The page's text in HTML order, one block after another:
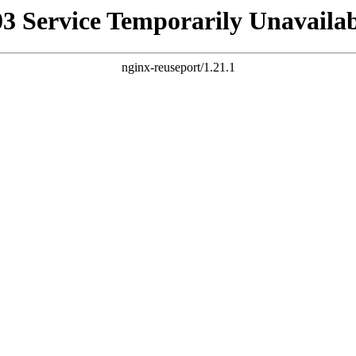
Service Temporarily
nginx-reuseport/1.21.1